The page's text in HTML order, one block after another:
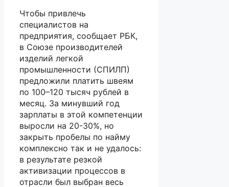
Чтобы привлечь
специалистов на
предприятия, сообщает РБК,
в Союзе производителей
изделий легкой
промышленности (СПИЛП)
предложили платить швеям
по 100–120 тысяч рублей в
месяц. За минувший год
зарплаты в этой компетенции
выросли на 20-30%, но
закрыть пробелы по найму
комплексно так и не удалось:
в результате резкой
активизации процессов в
отрасли был выбран весь